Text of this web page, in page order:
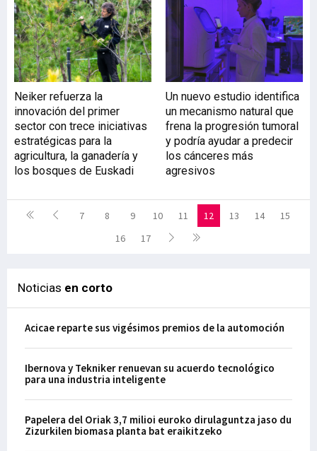
Neiker refuerza la
innovación del primer
sector con trece iniciativas
estratégicas para la
agricultura, la ganadería y
los bosques de Euskadi
Un nuevo estudio identifica
un mecanismo natural que
frena la progresión tumoral
y podría ayudar a predecir
los cánceres más
agresivos
7 8 9 10 11 12 13 14
15
16
17
Noticias en corto
Acicae reparte sus vigésimos premios de la automoción
Ibernova y Tekniker renuevan su acuerdo tecnológico
para una industria inteligente
Papelera del Oriak 3,7 milioi euroko dirulaguntza jaso du
Zizurkilen biomasa planta bat eraikitzeko